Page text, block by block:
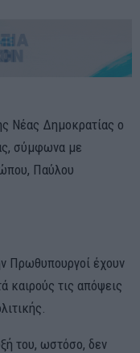
Νέας Δημοκρατίας ο
σύμφωνα με
Παύλου
Πρωθυπουργοί έχουν
καιρούς τις απόψεις
του, ωστόσο, δεν